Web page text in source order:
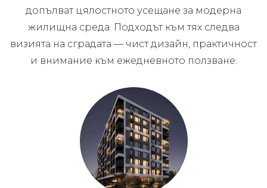
допълват цялостното усещане за модерна
жилищна среда. Подходът към тях следва
визията на сградата — чист дизайн, практичност
и внимание към ежедневното ползване.